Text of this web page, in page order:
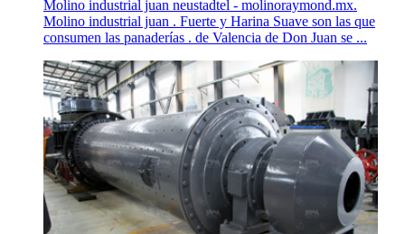
Molino industrial juan neustadtel - molinoraymond.mx.
Molino industrial juan . Fuerte y Harina Suave son las que
consumen las panaderías . de Valencia de Don Juan se ...